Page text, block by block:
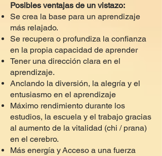
Posibles ventajas de un vistazo:
Se crea la base para un aprendizaje
más relajado.
Se recupera o profundiza la confianza
en la propia capacidad de aprender
Tener una dirección clara en el
aprendizaje.
Anclando la diversión, la alegría y el
entusiasmo en el aprendizaje
Máximo rendimiento durante los
estudios, la escuela y el trabajo gracias
al aumento de la vitalidad (chi / prana)
en el cerebro.
Más energía yAcceso a una fuerza